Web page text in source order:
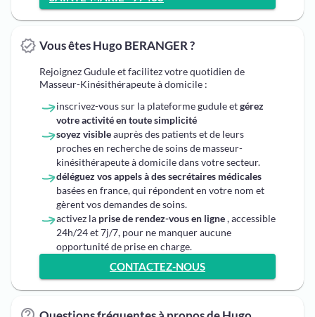
Vous êtes Hugo BERANGER ?
Rejoignez Gudule et facilitez votre quotidien de
Masseur-Kinésithérapeute à domicile :
inscrivez-vous sur la plateforme gudule etgérez
votre activité en toute simplicité
soyez visibleauprès des patients et de leurs
proches en recherche de soins de masseur-
kinésithérapeute à domicile dans votre secteur.
déléguez vos appels à des secrétaires médicales
basées en france, qui répondent en votre nom et
gèrent vos demandes de soins.
activez la prise de rendez-vous en ligne, accessible
24h/24 et 7j/7, pour ne manquer aucune
opportunité de prise en charge.
CONTACTEZ-NOUS